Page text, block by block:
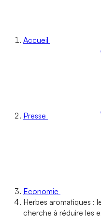
Accueil
Presse
Economie
Herbes aromatiques :
cherche à réduire les